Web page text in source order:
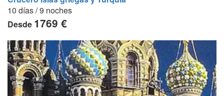
10 días / 9 noches
Desde 1769 €